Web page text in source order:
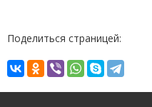
Поделиться страницей: